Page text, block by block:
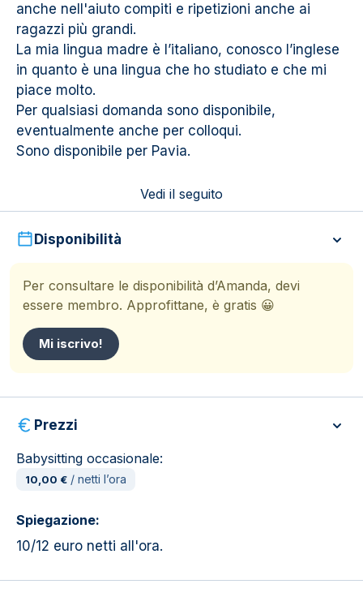
anche nell'aiuto compiti e ripetizioni anche ai
ragazzi più grandi.
La mia lingua madre è l’italiano, conosco l’inglese
in quanto è una lingua che ho studiato e che mi
piace molto.
Per qualsiasi domanda sono disponibile,
eventualmente anche per colloqui.
Sono disponibile per Pavia.
Vedi il seguito
Disponibilità
Per consultare le disponibilità d’Amanda, devi
essere membro. Approfittane, è gratis 😀
Mi iscrivo!
Prezzi
Babysitting occasionale:
10,00 € / netti l’ora
Spiegazione:
10/12 euro netti all'ora.